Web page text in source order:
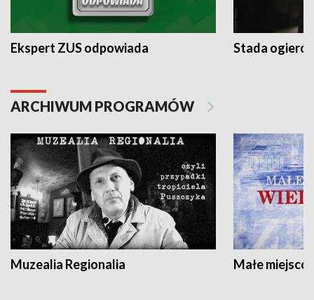
Ekspert ZUS odpowiada Stada
ARCHIWUM PROGRAMÓW
Muzealia Regionalia Małe